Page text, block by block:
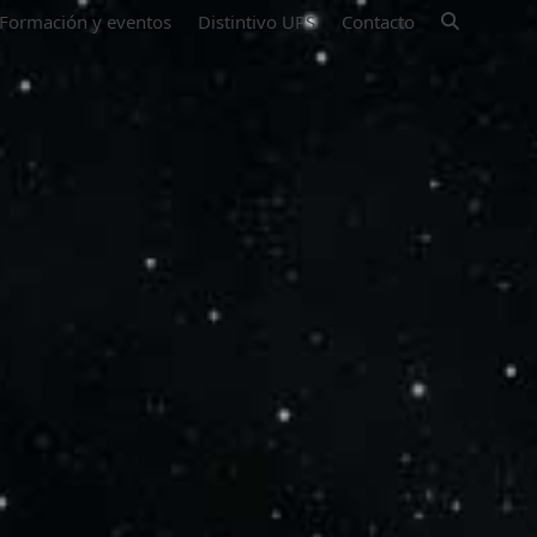
Formación y eventos Distintivo UPS Contacto